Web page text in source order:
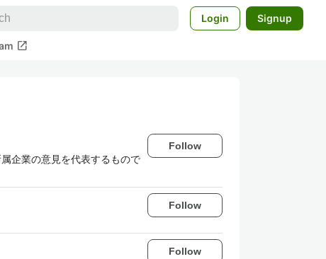
Login Signup
open_in_new
企業の意見を代表するもので
Follow
Follow
Follow